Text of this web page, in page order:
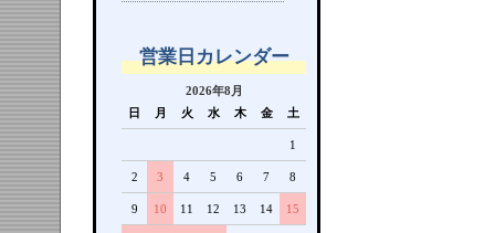
営業日カレンダー
2026年8月
日
月 火 水 木 金 土
1
2 3 4 5 6 7 8
9 10 11 12 13 14 15